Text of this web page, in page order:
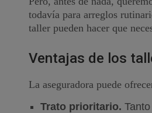
todavía para arreglos
taller pueden hacer que
Ventajas de los
La aseguradora puede
Trato prioritario.